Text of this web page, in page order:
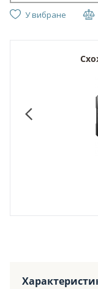
У вибране